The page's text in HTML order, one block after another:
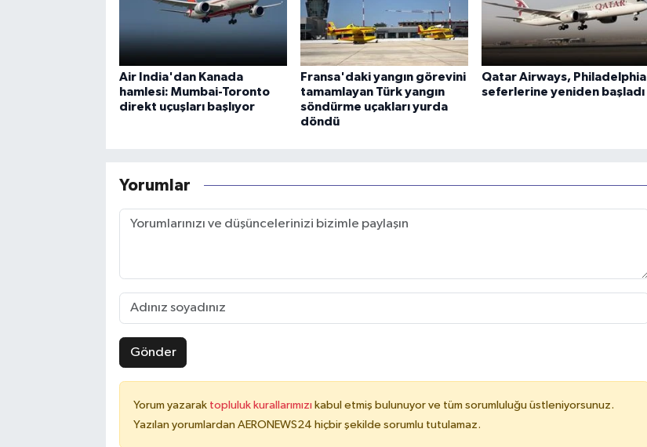
Air India'dan Kanada
hamlesi: Mumbai-Toronto
direkt uçuşları başlıyor
Fransa'daki yangın görevini
tamamlayan Türk yangın
söndürme uçakları yurda
döndü
Qatar Airways, Philadelphia
seferlerine yeniden başladı
Yorumlar
Gönder
Yorum yazarak topluluk kurallarımızı kabul etmiş bulunuyor ve tüm sorumluluğu üstleniyorsunuz.
Yazılan yorumlardan AERONEWS24 hiçbir şekilde sorumlu tutulamaz.